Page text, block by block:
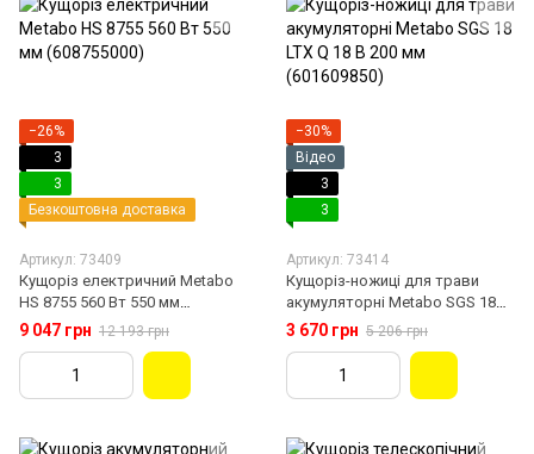
−26%
3
3
Безкоштовна доставка
Артикул: 73409
Кущоріз електричний Metabo
HS 8755 560 Вт 550 мм
(608755000)
9 047 грн 12 193 грн
−30%
Відео
3
3
Артикул: 73414
Кущоріз-ножиці для трави
акумуляторні Metabo SGS 18
LTX Q 18 В 200 мм (601609850)
3 670 грн 5 206 грн